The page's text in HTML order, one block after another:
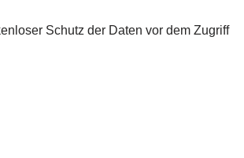
Schutz der Daten vor dem Zugriff